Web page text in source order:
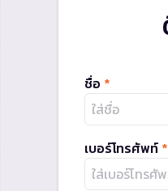
ชื่อ *
เบอร์โทรศัพท์ *